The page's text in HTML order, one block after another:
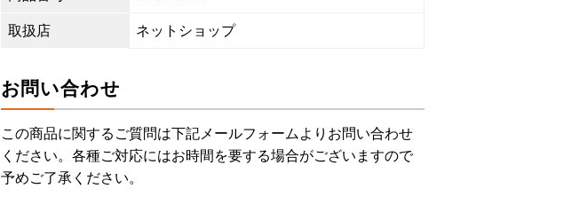
取扱店 ネットショップ
お問い合わせ
この商品に関するご質問は下記メールフォームよりお問い合わせ
ください。各種ご対応にはお時間を要する場合がございますので
予めご了承ください。